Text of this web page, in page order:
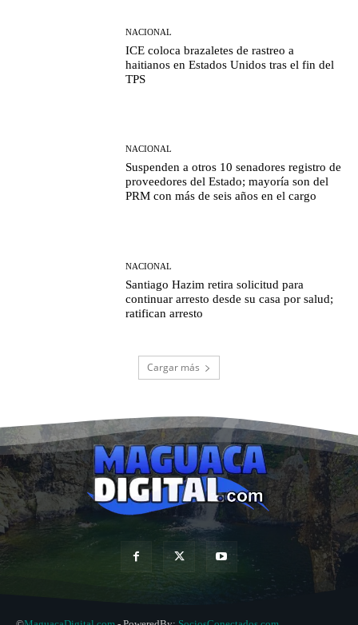
NACIONAL
ICE coloca brazaletes de rastreo a
haitianos en Estados Unidos tras el fin del
TPS
NACIONAL
Suspenden a otros 10 senadores registro de
proveedores del Estado; mayoría son del
PRM con más de seis años en el cargo
NACIONAL
Santiago Hazim retira solicitud para
continuar arresto desde su casa por salud;
ratifican arresto
Cargar más